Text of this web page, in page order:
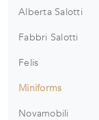
Alberta Salotti
Fabbri Salotti
Felis
Miniforms
Novamobili